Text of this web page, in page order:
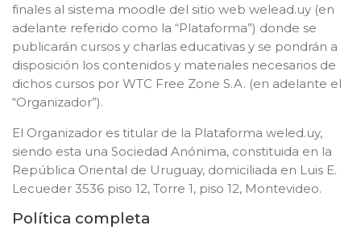
finales al sistema moodle del sitio web welead.uy (en
adelante referido como la “Plataforma”) donde se
publicarán cursos y charlas educativas y se pondrán a
disposición los contenidos y materiales necesarios de
dichos cursos por WTC Free Zone S.A. (en adelante el
“Organizador”).
El Organizador es titular de la Plataforma weled.uy,
siendo esta una Sociedad Anónima, constituida en la
República Oriental de Uruguay, domiciliada en Luis E.
Lecueder 3536 piso 12, Torre 1, piso 12, Montevideo.
Política completa